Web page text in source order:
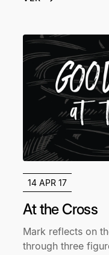
14 APR 17
At the Cross
Mark reflects on
through three